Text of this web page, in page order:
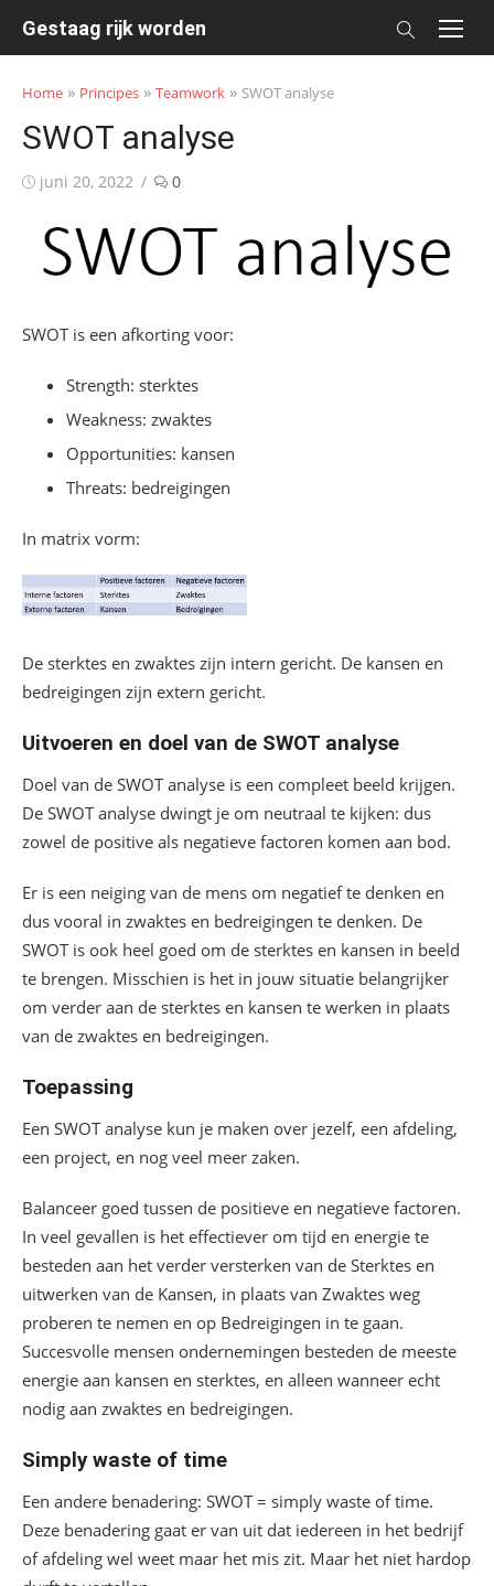
Gestaag rijk worden
Home » Principes » Teamwork » SWOT analyse
SWOT analyse
Posted
juni 20, 2022 0
SWOT is een afkorting voor:
Strength: sterktes
Weakness: zwaktes
Opportunities: kansen
Threats: bedreigingen
In matrix vorm:
De sterktes en zwaktes zijn intern gericht. De kansen en
bedreigingen zijn extern gericht.
Uitvoeren en doel van de SWOT analyse
Doel van de SWOT analyse is een compleet beeld krijgen.
De SWOT analyse dwingt je om neutraal te kijken: dus
zowel de positive als negatieve factoren komen aan bod.
Er is een neiging van de mens om negatief te denken en
dus vooral in zwaktes en bedreigingen te denken. De
SWOT is ook heel goed om de sterktes en kansen in beeld
te brengen. Misschien is het in jouw situatie belangrijker
om verder aan de sterktes en kansen te werken in plaats
van de zwaktes en bedreigingen.
Toepassing
Een SWOT analyse kun je maken over jezelf, een afdeling,
een project, en nog veel meer zaken.
Balanceer goed tussen de positieve en negatieve factoren.
In veel gevallen is het effectiever om tijd en energie te
besteden aan het verder versterken van de Sterktes en
uitwerken van de Kansen, in plaats van Zwaktes weg
proberen te nemen en op Bedreigingen in te gaan.
Succesvolle mensen ondernemingen besteden de meeste
energie aan kansen en sterktes, en alleen wanneer echt
nodig aan zwaktes en bedreigingen.
Simply waste of time
Een andere benadering: SWOT = simply waste of time.
Deze benadering gaat er van uit dat iedereen in het bedrijf
of afdeling wel weet maar het mis zit. Maar het niet hardop